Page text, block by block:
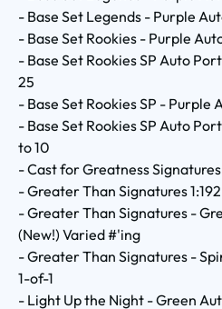
- Base Set Legends - Purple
- Base Set Rookies - Purple
- Base Set Rookies SP Auto
25
- Base Set Rookies SP - Purple
- Base Set Rookies SP Auto
to 10
- Cast for Greatness
- Greater Than Signatures 1:192
- Greater Than Signatures -
(New!) Varied #'ing
- Greater Than Signatures -
1-of-1
- Light Up the Night - Green